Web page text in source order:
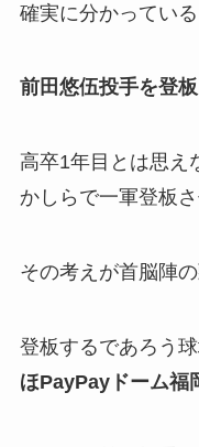
確実に分かっている
前田悠伍投手を登
高卒1年目とは思え
かしらで一軍登板さ
その考えが首脳陣
登板するであろう
ほPayPayドーム福